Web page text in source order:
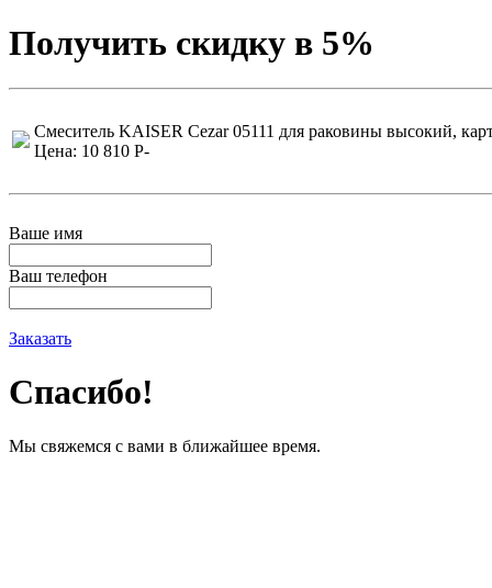
Получить скидку в 5%
Смеситель KAISER Cezar 05111 для раковины высокий,
Цена: 10 810 P-
Ваше имя
Ваш телефон
Заказать
Спасибо!
Мы свяжемся с вами в ближайшее время.